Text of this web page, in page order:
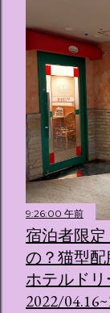
9:26:00 午前
宿泊者限
の？猫型
ホテルドリ
2022/